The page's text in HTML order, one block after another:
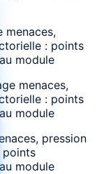
menaces,
: points
module
menaces,
: points
module
pression
points
module